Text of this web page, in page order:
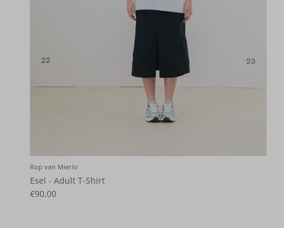
Rop van Mierlo
Esel - Adult T-Shirt
€90,00